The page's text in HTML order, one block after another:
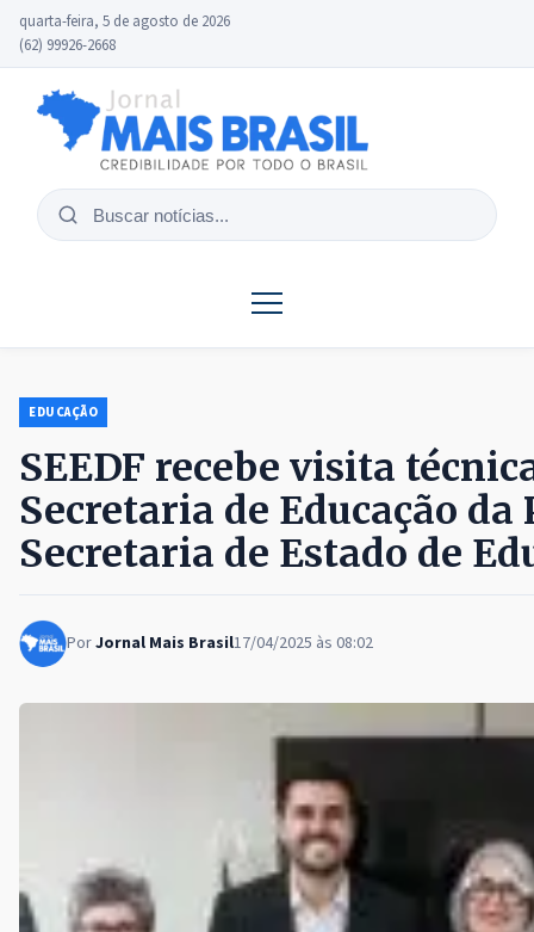
quarta-feira, 5 de agosto de 2026
(62) 99926-2668
Buscar
EDUCAÇÃO
SEEDF recebe visita
Secretaria de Educação
Secretaria de Estado de
PorJornal Mais Brasil17/04/2025 às 08:02